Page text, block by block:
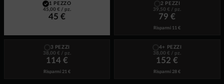
1 PEZZO
45,00 € / pz.
45 €
2 PEZZI
39,50 € / pz.
79 €
Risparmi 11 €
3 PEZZI
38,00 € / pz.
114 €
Risparmi 21 €
4+ PEZZI
38,00 € / pz.
152 €
Risparmi 28 €